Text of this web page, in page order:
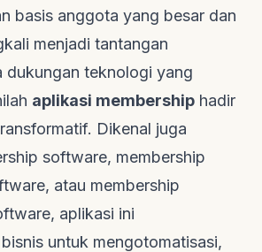
basis anggota yang besar dan
menjadi tantangan
dukungan teknologi yang
aplikasi membership hadir
Dikenal juga
software, membership
, atau membership
, aplikasi ini
untuk mengotomatisasi,